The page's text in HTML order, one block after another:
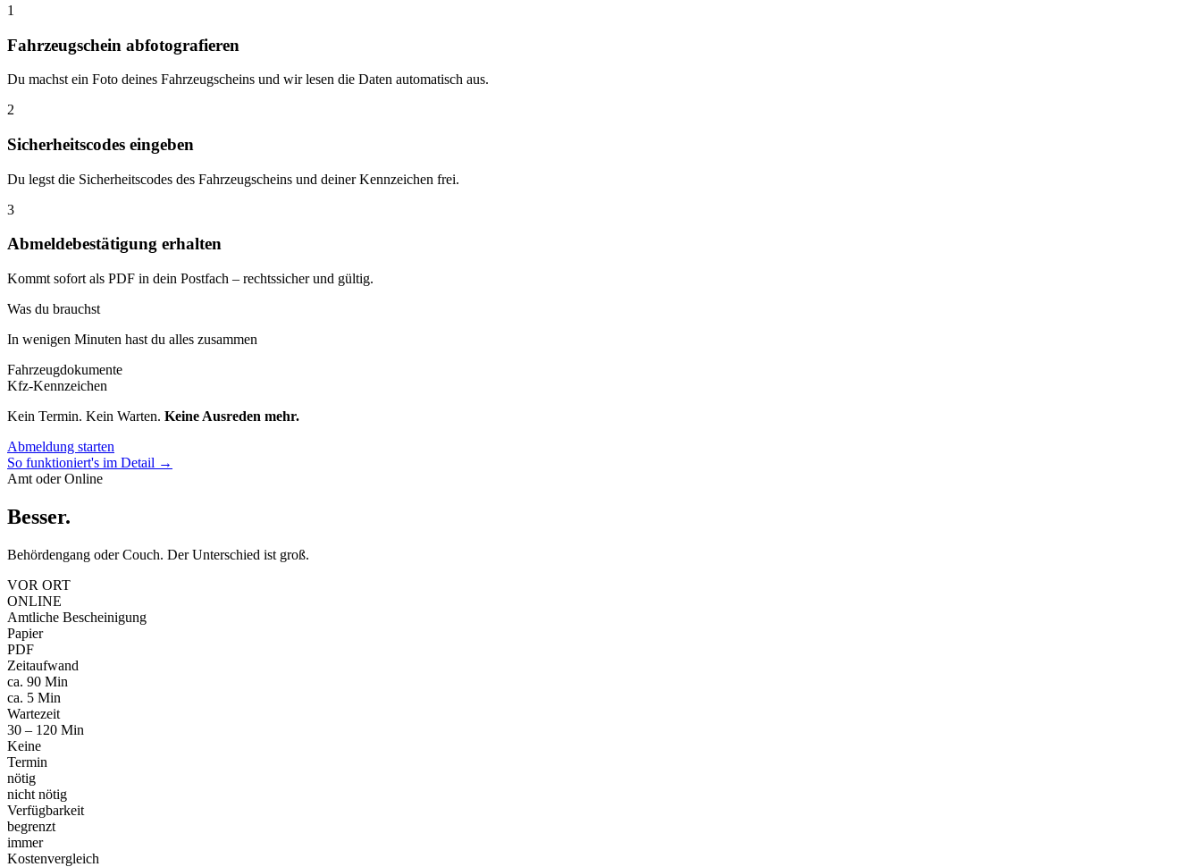
1
Fahrzeugschein abfotografieren
Du machst ein Foto deines Fahrzeugscheins und wir lesen die Daten automatisch aus.
2
Sicherheitscodes eingeben
Du legst die Sicherheitscodes des Fahrzeugscheins und deiner Kennzeichen frei.
3
Abmeldebestätigung erhalten
Kommt sofort als PDF in dein Postfach – rechtssicher und gültig.
Was du brauchst
In wenigen Minuten hast du alles zusammen
Fahrzeugdokumente
Kfz-Kennzeichen
Kein Termin. Kein Warten. Keine Ausreden mehr.
Abmeldung starten
So funktioniert's im Detail →
Amt oder Online
Besser.
Behördengang oder Couch. Der Unterschied ist groß.
VOR ORT
ONLINE
Amtliche Bescheinigung
Papier
PDF
Zeitaufwand
ca. 90 Min
ca. 5 Min
Wartezeit
30 – 120 Min
Keine
Termin
nötig
nicht nötig
Verfügbarkeit
begrenzt
immer
Kostenvergleich